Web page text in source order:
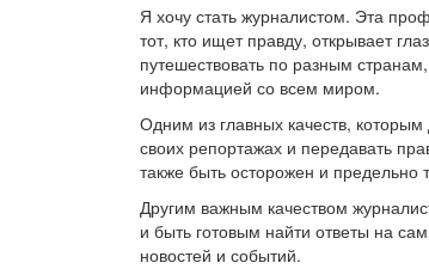
Я хочу стать журналистом. Эта
тот, кто ищет правду, открывает
путешествовать по разным
информацией со всем миром.
Одним из главных качеств,
своих репортажах и передавать
также быть осторожен и предельно
Другим важным качеством
и быть готовым найти ответы на
новостей и событий.